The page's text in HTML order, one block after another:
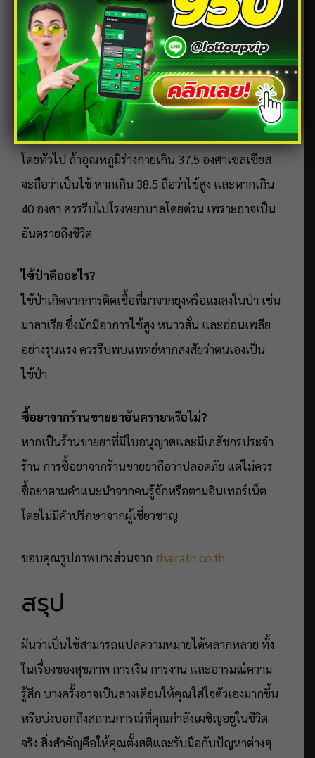
ไปเสี่ยงโชคกับหวยมาเลย์ หวยหุ้นหวยฮานอยหวยลาว
ก็อาจมีโอกาสถูกรางวัล
เลขเด็ด:14, 28, 36, 747
อุณหภูมิร่างกายกี่องศาถึงจะเรียกว่าเป็นไข้?
โดยทั่วไป ถ้าอุณหภูมิร่างกายเกิน 37.5 องศาเซลเซียส
จะถือว่าเป็นไข้ หากเกิน 38.5 ถือว่าไข้สูง และหากเกิน
40 องศา ควรรีบไปโรงพยาบาลโดยด่วน เพราะอาจเป็น
อันตรายถึงชีวิต
ไข้ป่าคืออะไร?
ไข้ป่าเกิดจากการติดเชื้อที่มาจากยุงหรือแมลงในป่า เช่น
มาลาเรีย ซึ่งมักมีอาการไข้สูง หนาวสั่น และอ่อนเพลีย
อย่างรุนแรง ควรรีบพบแพทย์หากสงสัยว่าตนเองเป็น
ไข้ป่า
ซื้อยาจากร้านขายยาอันตรายหรือไม่?
หากเป็นร้านขายยาที่มีใบอนุญาตและมีเภสัชกรประจำ
ร้าน การซื้อยาจากร้านขายยาถือว่าปลอดภัย แต่ไม่ควร
ซื้อยาตามคำแนะนำจากคนรู้จักหรือตามอินเทอร์เน็ต
โดยไม่มีคำปรึกษาจากผู้เชี่ยวชาญ
ขอบคุณรูปภาพบางส่วนจาก thairath.co.th
สรุป
ฝันว่าเป็นไข้สามารถแปลความหมายได้หลากหลาย ทั้ง
ในเรื่องของสุขภาพ การเงิน การงาน และอารมณ์ความ
รู้สึก บางครั้งอาจเป็นลางเตือนให้คุณใส่ใจตัวเองมากขึ้น
หรือบ่งบอกถึงสถานการณ์ที่คุณกำลังเผชิญอยู่ในชีวิต
จริง สิ่งสำคัญคือให้คุณตั้งสติและรับมือกับปัญหาต่างๆ